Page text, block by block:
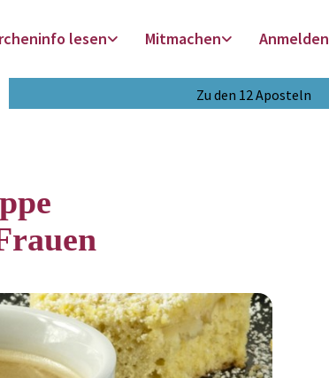
lesen Mitmachen Anmelden
Zu den 12 Aposteln